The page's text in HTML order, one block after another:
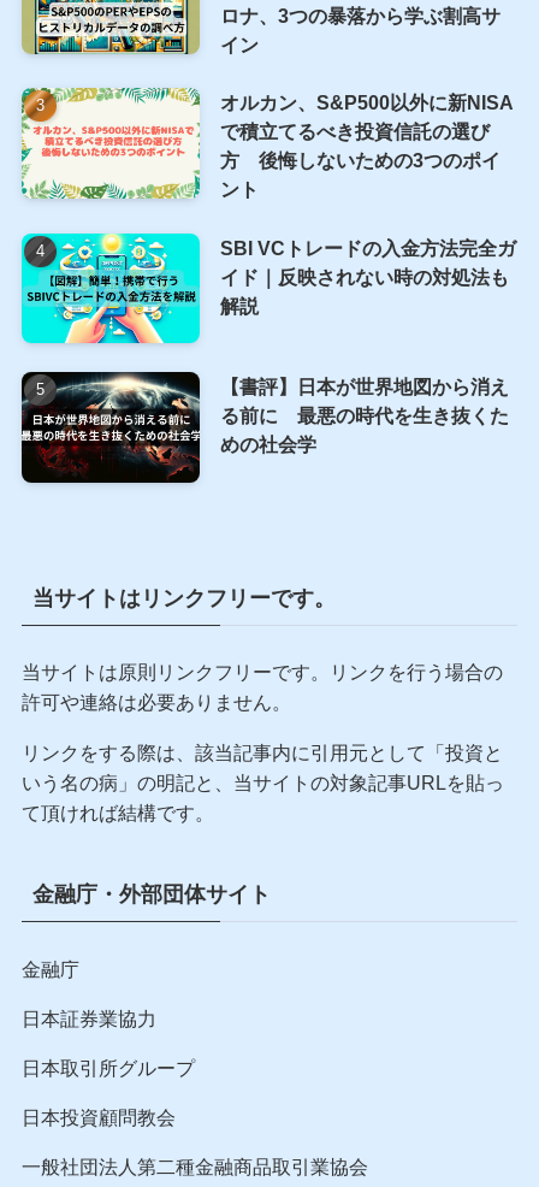
ロナ、3つの暴落から学ぶ割高サ
イン
オルカン、S&P500以外に新NISA
で積立てるべき投資信託の選び
方 後悔しないための3つのポイ
ント
SBI VCトレードの入金方法完全ガ
イド｜反映されない時の対処法も
解説
【書評】日本が世界地図から消え
る前に 最悪の時代を生き抜くた
めの社会学
当サイトはリンクフリーです。
当サイトは原則リンクフリーです。リンクを行う場合の
許可や連絡は必要ありません。
リンクをする際は、該当記事内に引用元として「投資と
いう名の病」の明記と、当サイトの対象記事URLを貼っ
て頂ければ結構です。
金融庁・外部団体サイト
金融庁
日本証券業協力
日本取引所グループ
日本投資顧問教会
一般社団法人第二種金融商品取引業協会